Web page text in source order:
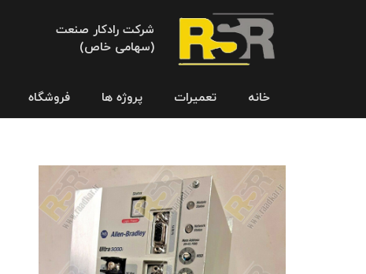
شرکت رادکار صنعت
(سهامی خاص)
خانه تعمیرات پروژه ها فروشگاه